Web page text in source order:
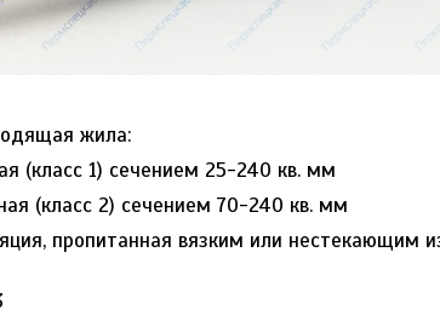
жила:
(класс 1) сечением 25-240 кв. мм
(класс 2) сечением 70-240 кв. мм
пропитанная вязким или нестекающим